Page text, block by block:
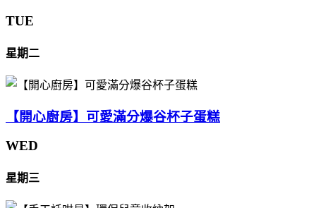
TUE
星期二
【開心廚房】可愛滿分爆谷杯子蛋糕
WED
星期三